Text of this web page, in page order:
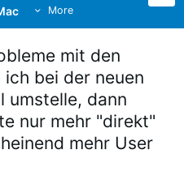
More
mit den
bei der neuen
umstelle, dann
nur mehr "direkt"
mehr User